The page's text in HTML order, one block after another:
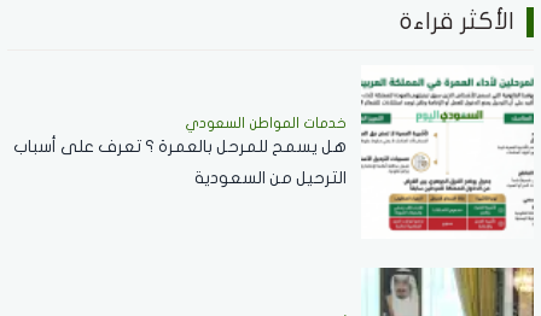
الأكثر قراءة
خدمات المواطن السعودي
هل يسمح للمرحل بالعمرة ؟ تعرف على أسباب
الترحيل من السعودية